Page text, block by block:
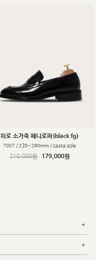
히로 소가죽 페니로퍼(black fg)
7007 / 235~290mm / casta sole
210,000원 179,000원